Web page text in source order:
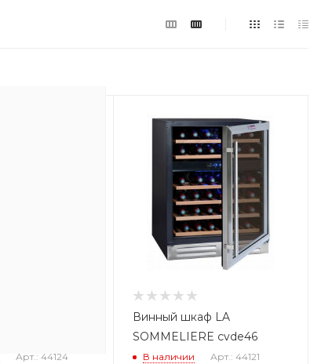
Арт.: 44124
Винный шкаф LA
SOMMELIERE cvde46
В наличии Арт.: 44121